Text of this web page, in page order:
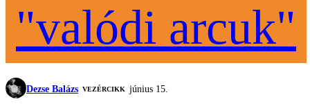
"valódi arcuk"
Dezse Balázs VEZÉRCIKK június 15.